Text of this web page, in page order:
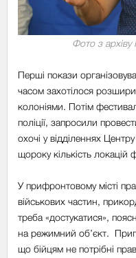
Фото з архіву
Перші покази
часом захотілося
колоніями. Потім
поліції, запросили
охочі у відділеннях
щороку кількість
У прифронтовому місті
військових частин,
треба «достукатися»,
на режимний об’єкт.
що бійцям не потрібні